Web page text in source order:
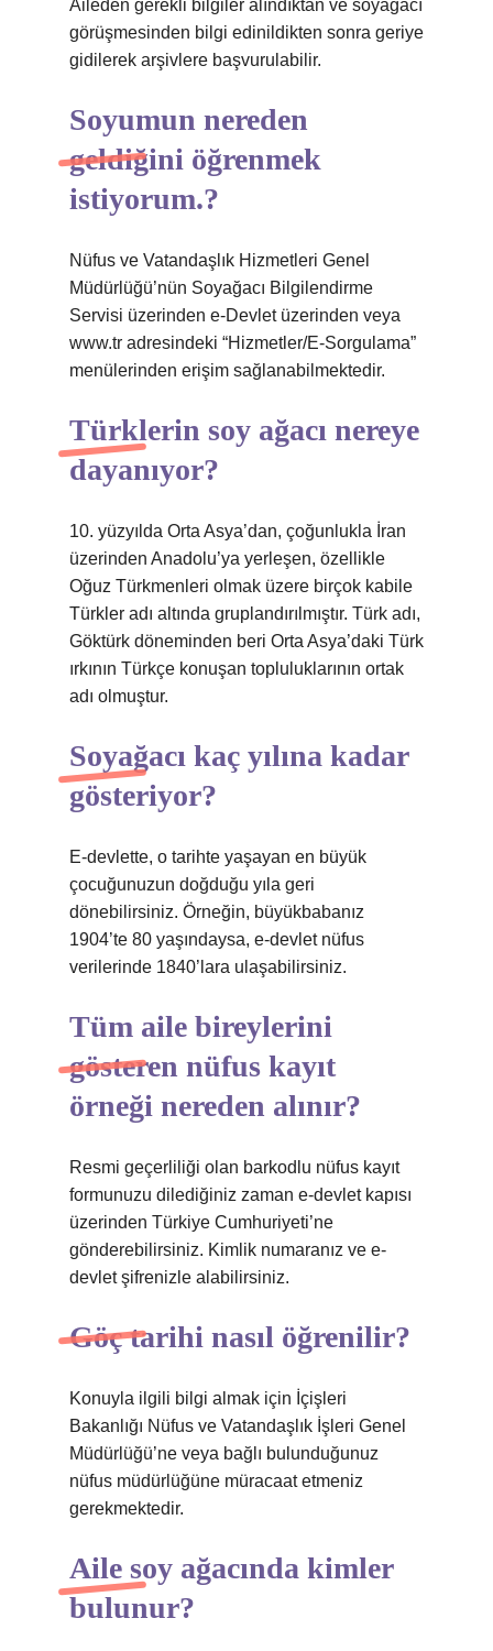
Aileden gerekli bilgiler alındıktan ve soyağacı
görüşmesinden bilgi edinildikten sonra geriye
gidilerek arşivlere başvurulabilir.
Soyumun nereden
geldiğini öğrenmek
istiyorum.?
Nüfus ve Vatandaşlık Hizmetleri Genel
Müdürlüğü’nün Soyağacı Bilgilendirme
Servisi üzerinden e-Devlet üzerinden veya
www.tr adresindeki “Hizmetler/E-Sorgulama”
menülerinden erişim sağlanabilmektedir.
Türklerin soy ağacı nereye
dayanıyor?
10. yüzyılda Orta Asya’dan, çoğunlukla İran
üzerinden Anadolu’ya yerleşen, özellikle
Oğuz Türkmenleri olmak üzere birçok kabile
Türkler adı altında gruplandırılmıştır. Türk adı,
Göktürk döneminden beri Orta Asya’daki Türk
ırkının Türkçe konuşan topluluklarının ortak
adı olmuştur.
Soyağacı kaç yılına kadar
gösteriyor?
E-devlette, o tarihte yaşayan en büyük
çocuğunuzun doğduğu yıla geri
dönebilirsiniz. Örneğin, büyükbabanız
1904’te 80 yaşındaysa, e-devlet nüfus
verilerinde 1840’lara ulaşabilirsiniz.
Tüm aile bireylerini
gösteren nüfus kayıt
örneği nereden alınır?
Resmi geçerliliği olan barkodlu nüfus kayıt
formunuzu dilediğiniz zaman e-devlet kapısı
üzerinden Türkiye Cumhuriyeti’ne
gönderebilirsiniz. Kimlik numaranız ve e-
devlet şifrenizle alabilirsiniz.
Göç tarihi nasıl öğrenilir?
Konuyla ilgili bilgi almak için İçişleri
Bakanlığı Nüfus ve Vatandaşlık İşleri Genel
Müdürlüğü’ne veya bağlı bulunduğunuz
nüfus müdürlüğüne müracaat etmeniz
gerekmektedir.
Aile soy ağacında kimler
bulunur?